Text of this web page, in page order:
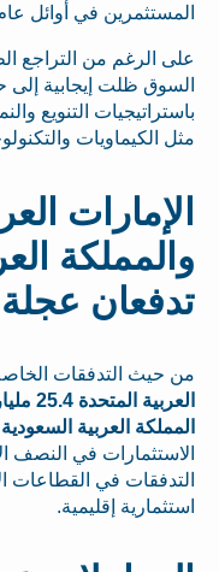
المستثمرين في أوائل عام
على الرغم من التراجع
السوق ظلت إيجابية
باستراتيجيات التنويع
مثل الكيماويات
الإمارات
والمملكة
تدفعان عجلة
من حيث التدفقات
العربية المتحدة 25.4 مليار دولار أمريكي
المملكة العربية السعودية 2.5 مليار دولار أمريكي
التدفقات في القطاعات
استثمارية إقليمية.